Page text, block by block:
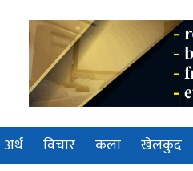
अर्थ विचार कला खेलकुद